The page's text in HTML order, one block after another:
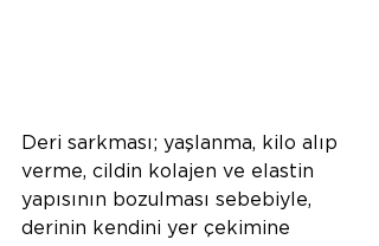
Deri sarkması; yaşlanma, kilo alıp
verme, cildin kolajen ve elastin
yapısının bozulması sebebiyle,
derinin kendini yer çekimine